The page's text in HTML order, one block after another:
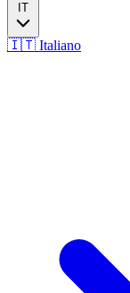
IT
🇮🇹 Italiano